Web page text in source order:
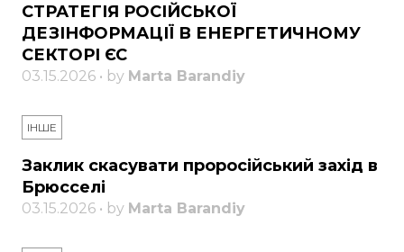
СТРАТЕГІЯ РОСІЙСЬКОЇ
ДЕЗІНФОРМАЦІЇ В ЕНЕРГЕТИЧНОМУ
СЕКТОРІ ЄС
03.15.2026 • by Marta Barandiy
ІНШЕ
Заклик скасувати проросійський захід в
Брюсселі
03.15.2026 • by Marta Barandiy